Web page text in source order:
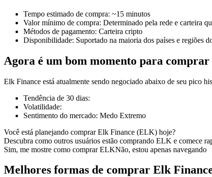
Futuros de criptomoeda
TradFi
Tempo estimado de compra: ~15 minutos
Valor mínimo de compra: Determinado pela rede e carteira
Métodos de pagamento: Carteira cripto
Disponibilidade: Suportado na maioria dos países e regiões
Agora é um bom momento para
Elk Finance está atualmente sendo negociado abaixo de seu pico
Tendência de 30 dias:
Volatilidade:
Sentimento do mercado: Medo Extremo
Você está planejando comprar Elk Finance (ELK) hoje?
Descubra como outros usuários estão comprando ELK e comece
Sim, me mostre como comprar ELKNão, estou apenas navegando
Melhores formas de comprar Elk